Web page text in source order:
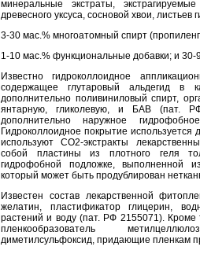
минеральные экстраты,
древесного уксуса, сосновой хвои, листьев
3-30 мас.% многоатомный спирт
1-10 мас.% функциональные добавки; и 30-
Известно гидроколлоидное
содержащее глутаровый альдегид в
дополнительно поливиниловый спирт,
янтарную, гликолевую, и БАВ (пат.
дополнительно наружное
Гидроколлоидное покрытие
используют CO2-экстракты
собой пластины из плотного геля
гидрофобной подложке, выполненной
который может быть продублирован
Известен состав лекарственной
желатин, пластификатор глицерин,
растений и воду (пат. РФ 2155071). Кроме
пленкообразователь
диметилсульфоксид, придающие пленкам